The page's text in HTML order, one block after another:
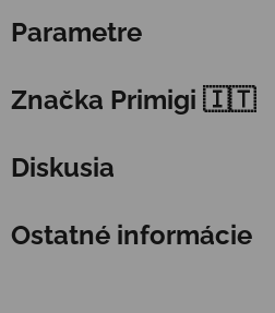
Parametre
Značka Primigi 🇮🇹
Diskusia
Ostatné informácie